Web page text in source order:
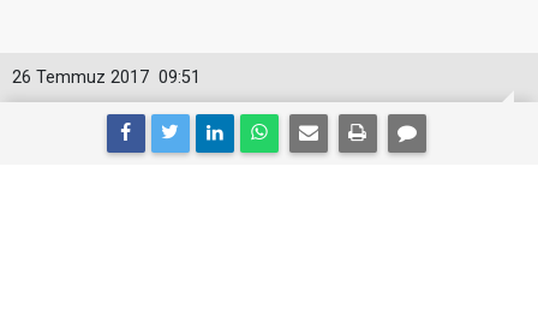
09:51
26 Temmuz 2017